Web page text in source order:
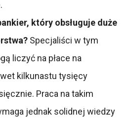
który obsługuje duże
Specjaliści w tym
liczyć na płace na
kilkunastu tysięcy
Praca na takim
jednak solidnej wiedzy